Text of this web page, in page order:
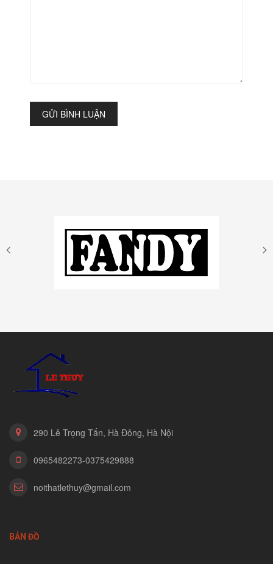
GỬI BÌNH LUẬN
290 Lê Trọng Tấn, Hà Đông, Hà Nội
0965482273-0375429888
noithatlethuy@gmail.com
BẢN ĐỒ